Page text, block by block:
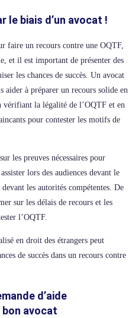
le biais d’un avocat !
faire un recours contre une OQTF,
et il est important de présenter des
les chances de succès. Un avocat
aider à préparer un recours solide en
vérifiant la légalité de l’OQTF et en
pour contester les motifs de
les preuves nécessaires pour
lors des audiences devant le
les autorités compétentes. De
sur les délais de recours et les
l’OQTF.
en droit des étrangers peut
de succès dans un recours contre
d’aide
avocat